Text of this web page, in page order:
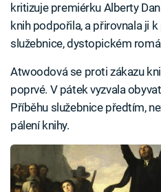
kritizuje premiérku Alberty
knih podpořila, a přirovnala ji
služebnice, dystopickém
Atwoodová se proti zákazu
poprvé. V pátek vyzvala
Příběhu služebnice předtím,
pálení knihy.